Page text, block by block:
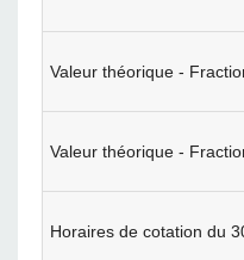
Valeur théorique -
Valeur théorique -
Horaires de cotation du